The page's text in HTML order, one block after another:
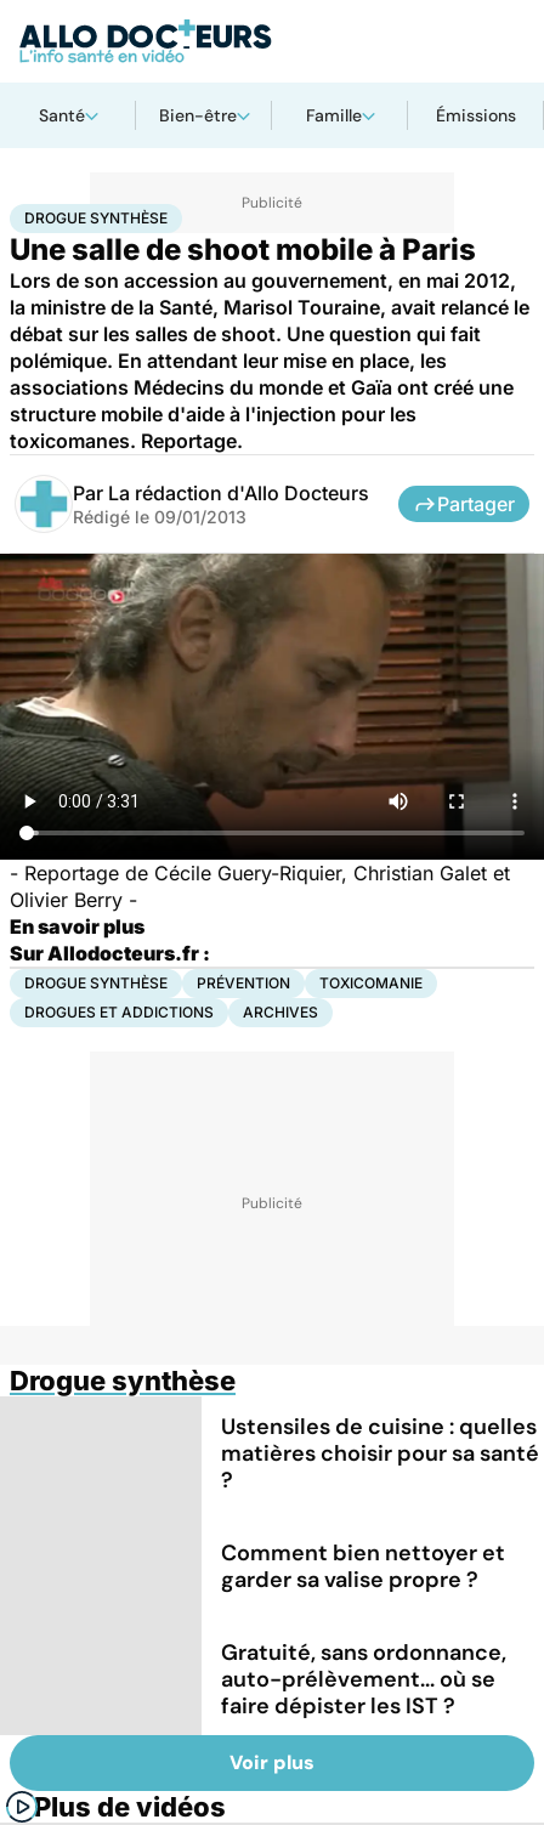
Santé Bien-être Famille Émissions
AccueilSantéMaladies Drogue synthèse
DROGUE SYNTHÈSE
Une salle de shoot mobile à Paris
Lors de son accession au gouvernement, en mai 2012,
la ministre de la Santé, Marisol Touraine, avait relancé le
débat sur les salles de shoot. Une question qui fait
polémique. En attendant leur mise en place, les
associations Médecins du monde et Gaïa ont créé une
structure mobile d'aide à l'injection pour les
toxicomanes. Reportage.
Par La rédaction d'Allo Docteurs
Rédigé le 09/01/2013
Partager
- Reportage de Cécile Guery-Riquier, Christian Galet et
Olivier Berry -
En savoir plus
Sur Allodocteurs.fr :
DROGUE SYNTHÈSE PRÉVENTION
TOXICOMANIE
DROGUES ET ADDICTIONS
ARCHIVES
Drogue synthèse
Ustensiles de cuisine : quelles
matières choisir pour sa santé
?
Comment bien nettoyer et
garder sa valise propre ?
Gratuité, sans ordonnance,
auto-prélèvement... où se
faire dépister les IST ?
Voir plus
Plus de vidéos